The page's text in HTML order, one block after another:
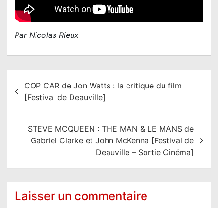
Par Nicolas Rieux
t
COP CAR de Jon Watts : la critique du film
[Festival de Deauville]
STEVE MCQUEEN : THE MAN & LE MANS de
Gabriel Clarke et John McKenna [Festival de
Deauville – Sortie Cinéma]
Laisser un commentaire